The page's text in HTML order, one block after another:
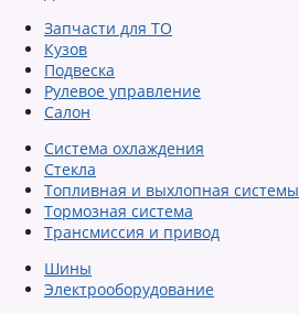
Запчасти для ТО
Кузов
Подвеска
Рулевое управление
Салон
Система охлаждения
Стекла
Топливная и выхлопная системы
Тормозная система
Трансмиссия и привод
Шины
Электрооборудование